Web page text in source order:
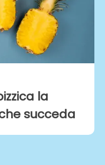
la
succeda